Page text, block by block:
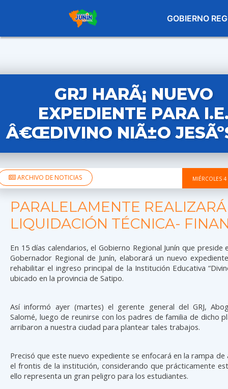
GOBIERNO
GRJ HARÃ¡ NUEVO
EXPEDIENTE PARA
Â€ŒDIVINO NIÃ±O
MIÉRCOLES
ARCHIVO DE NOTICIAS
PARALELAMENTE REALIZARÁ
LIQUIDACIÓN TÉCNICA-
En 15 días calendarios, el Gobierno Regional Junín que preside
Gobernador Regional de Junín, elaborará un nuevo
rehabilitar el ingreso principal de la Institución Educativa
ubicado en la provincia de Satipo.
Así informó ayer (martes) el gerente general del GRJ,
Salomé, luego de reunirse con los padres de familia de dicho
arribaron a nuestra ciudad para plantear tales trabajos.
Precisó que este nuevo expediente se enfocará en la rampa
el frontis de la institución, considerando que prácticamente
ello representa un gran peligro para los estudiantes.